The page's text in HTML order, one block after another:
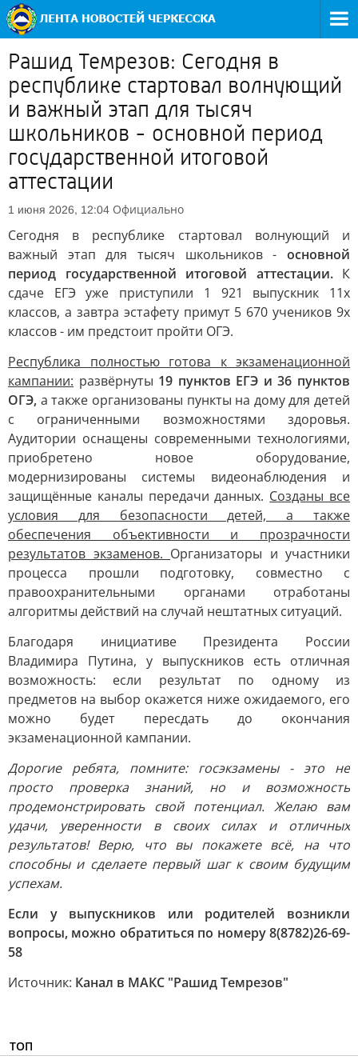
Рашид Темрезов: Сегодня в
республике стартовал волнующий
и важный этап для тысяч
школьников - основной период
государственной итоговой
аттестации
1 июня 2026, 12:04 Официально
Сегодня в республике стартовал волнующий и
важный этап для тысяч школьников - основной
период государственной итоговой аттестации.К
сдаче ЕГЭ уже приступили 1 921 выпускник 11х
классов, а завтра эстафету примут 5 670 учеников 9х
классов - им предстоит пройти ОГЭ.
Республика полностью готова к экзаменационной
кампании: развёрнуты 19 пунктов ЕГЭ и 36 пунктов
ОГЭ, а также организованы пункты на дому для детей
с ограниченными возможностями здоровья.
Аудитории оснащены современными технологиями,
приобретено новое оборудование,
модернизированы системы видеонаблюдения и
защищённые каналы передачи данных. Созданы все
условия для безопасности детей, а также
обеспечения объективности и прозрачности
результатов экзаменов. Организаторы и участники
процесса прошли подготовку, совместно с
правоохранительными органами отработаны
алгоритмы действий на случай нештатных ситуаций.
Благодаря инициативе Президента России
Владимира Путина, у выпускников есть отличная
возможность: если результат по одному из
предметов на выбор окажется ниже ожидаемого, его
можно будет пересдать до окончания
экзаменационной кампании.
Дорогие ребята, помните: госэкзамены - это не
просто проверка знаний, но и возможность
продемонстрировать свой потенциал. Желаю вам
удачи, уверенности в своих силах и отличных
результатов! Верю, что вы покажете всё, на что
способны и сделаете первый шаг к своим будущим
успехам.
Если у выпускников или родителей возникли
вопросы, можно обратиться по номеру 8(8782)26-69-
58
Источник: Канал в МАКС "Рашид Темрезов"
ТОП